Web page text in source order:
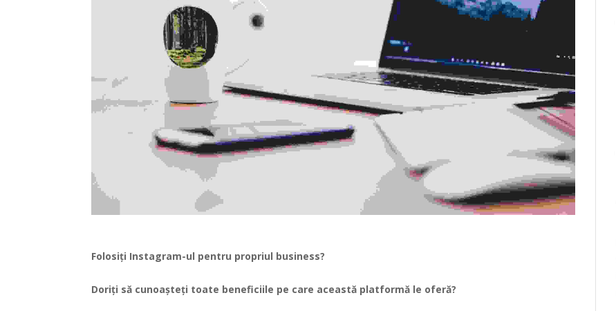
Folosiți Instagram-ul pentru propriul business?
Doriți să cunoașteți toate beneficiile pe care această platformă le oferă?